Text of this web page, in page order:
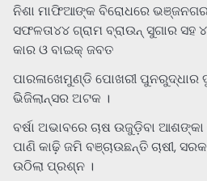
ନିଶା ମାଫିଆଙ୍କ ବିରୋଧରେ
ସଫଳତା୪୪ ଗ୍ରାମ ବ୍ରାଉନ୍ ସୁଗାର
କାର ଓ ବାଇକ୍ ଜବତ
ପାରଳାଖେମୁଣ୍ଡି ପୋଖରୀ ପୁନରୁଦ୍ଧାର
ଭିଜିଲାନ୍ସର ଅଟକ ।
ବର୍ଷା ଅଭାବରେ ଚାଷ ଉଜୁଡ଼ିବା
ପାଣି କାଢ଼ି ଜମି ବଞ୍ଚାଉଛନ୍ତି ଚାଷୀ,
ଉଠିଲା ପ୍ରଶ୍ନ ।